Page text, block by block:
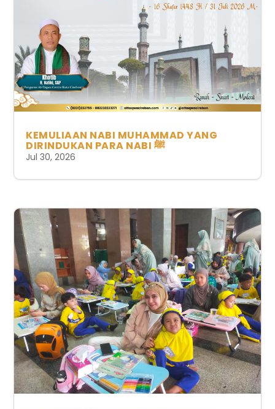
KEMULIAAN NABI MUHAMMAD YANG
DIRINDUKAN PARA NABI ﷺ
Jul 30, 2026